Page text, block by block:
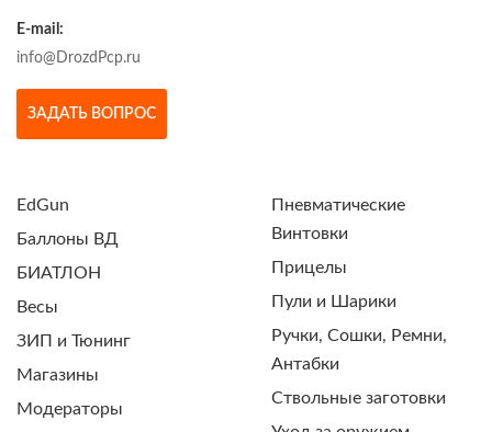
E-mail:
info@DrozdPcp.ru
ЗАДАТЬ ВОПРОС
EdGun
Баллоны ВД
БИАТЛОН
Весы
ЗИП и Тюнинг
Магазины
Модераторы
Пневматические
Винтовки
Прицелы
Пули и Шарики
Ручки, Сошки, Ремни,
Антабки
Ствольные заготовки